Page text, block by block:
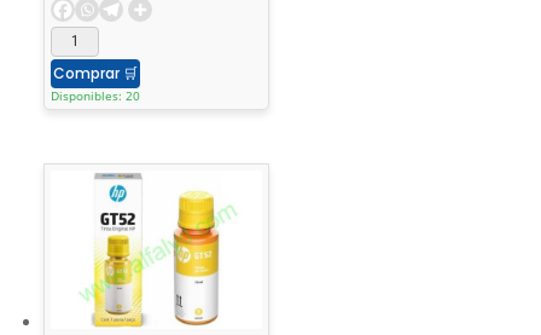
Comprar 🛒
Disponibles: 20